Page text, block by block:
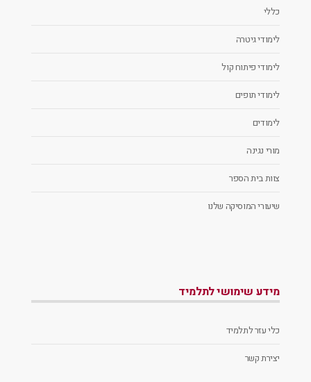
כללי
לימודי גיטרה
לימודי פיתוח קול
לימודי תופים
לימודים
מורי נגינה
צוות בית הספר
שיעורי המוסיקה שלנו
מידע שימושי לתלמיד
כלי עזר לתלמיד
יצירת קשר